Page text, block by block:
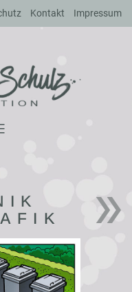
Kontakt Impressum